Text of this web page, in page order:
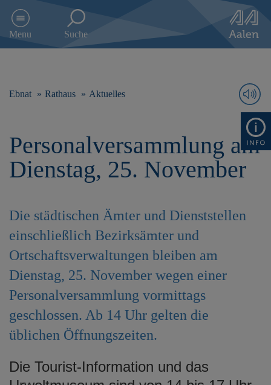
e
Menu Suche
Ebnat Rathaus Aktuelles
Personalversammlung am
Dienstag, 25. November
Die städtischen Ämter und Dienststellen
einschließlich Bezirksämter und
Ortschaftsverwaltungen bleiben am
Dienstag, 25. November wegen einer
Personalversammlung vormittags
geschlossen. Ab 14 Uhr gelten die
üblichen Öffnungszeiten.
Die Tourist-Information und das